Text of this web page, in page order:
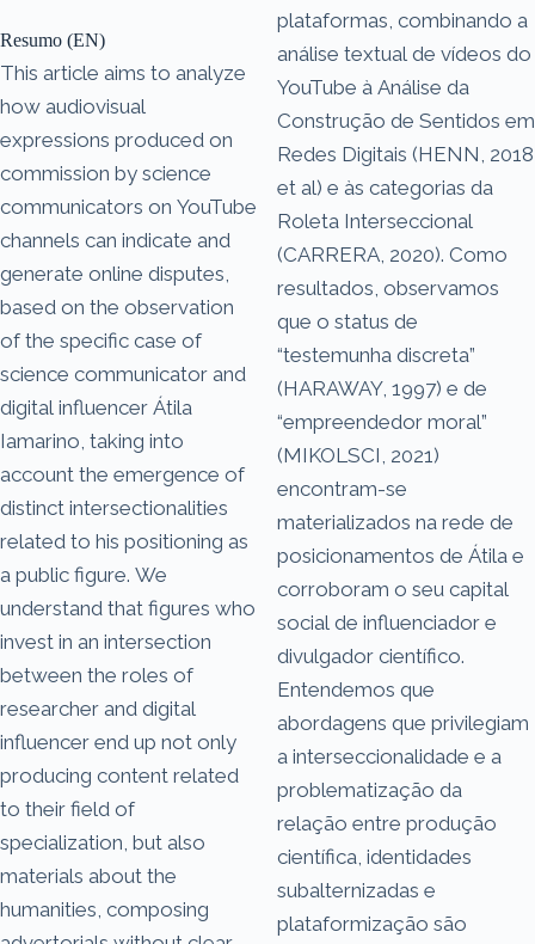
Resumo (EN)
This article aims to analyze
how audiovisual
expressions produced on
commission by science
communicators on YouTube
channels can indicate and
generate online disputes,
based on the observation
of the specific case of
science communicator and
digital influencer Átila
Iamarino, taking into
account the emergence of
distinct intersectionalities
related to his positioning as
a public figure. We
understand that figures who
invest in an intersection
between the roles of
researcher and digital
influencer end up not only
producing content related
to their field of
specialization, but also
materials about the
humanities, composing
plataformas, combinando a
análise textual de vídeos do
YouTube à Análise da
Construção de Sentidos em
Redes Digitais (HENN, 2018
et al) e às categorias da
Roleta Interseccional
(CARRERA, 2020). Como
resultados, observamos
que o status de
“testemunha discreta”
(HARAWAY, 1997) e de
“empreendedor moral”
(MIKOLSCI, 2021)
encontram-se
materializados na rede de
posicionamentos de Átila e
corroboram o seu capital
social de influenciador e
divulgador científico.
Entendemos que
abordagens que privilegiam
a interseccionalidade e a
problematização da
relação entre produção
científica, identidades
subalternizadas e
plataformização são